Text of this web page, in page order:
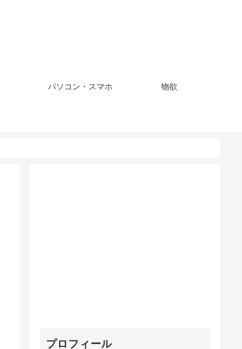
パソコン・スマホ 物欲
プロフィール